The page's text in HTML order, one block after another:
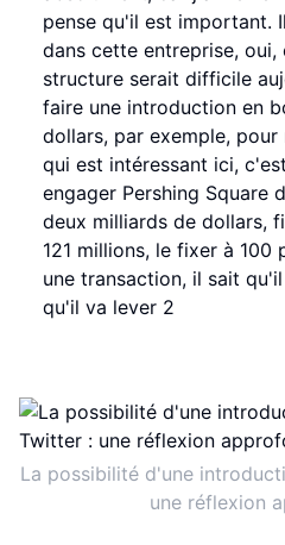
pense qu'il est important.
dans cette entreprise,
structure serait difficile
faire une introduction en
dollars, par exemple,
qui est intéressant ici,
engager Pershing Square
deux milliards de dollars,
121 millions, le fixer à
une transaction, il sait
qu'il va lever 2
La possibilité d'une
une réflexion